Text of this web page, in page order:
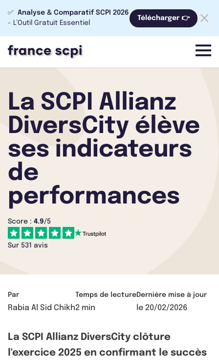
✅ Analyse & Comparatif SCPI 2026
- L’Outil Gratuit Essentiel
Télécharger 👉
menu
La SCPI Allianz
DiversCity élève
ses indicateurs
de
performances
Score : 4.9/5
Sur 531 avis
Par
Rabia Al Sid Chikh
Temps de lecture
2 min
Dernière mise à jour
le 20/02/2026
La SCPI Allianz DiversCity clôture
l'exercice 2025 en confirmant le succès